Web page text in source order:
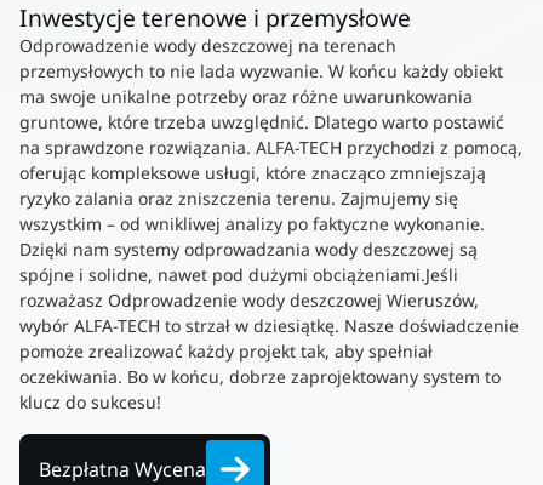
Inwestycje terenowe i przemysłowe
Odprowadzenie wody deszczowej na terenach
przemysłowych to nie lada wyzwanie. W końcu każdy obiekt
ma swoje unikalne potrzeby oraz różne uwarunkowania
gruntowe, które trzeba uwzględnić. Dlatego warto postawić
na sprawdzone rozwiązania. ALFA-TECH przychodzi z pomocą,
oferując kompleksowe usługi, które znacząco zmniejszają
ryzyko zalania oraz zniszczenia terenu. Zajmujemy się
wszystkim – od wnikliwej analizy po faktyczne wykonanie.
Dzięki nam systemy odprowadzania wody deszczowej są
spójne i solidne, nawet pod dużymi obciążeniami.Jeśli
rozważasz Odprowadzenie wody deszczowej Wieruszów,
wybór ALFA-TECH to strzał w dziesiątkę. Nasze doświadczenie
pomoże zrealizować każdy projekt tak, aby spełniał
oczekiwania. Bo w końcu, dobrze zaprojektowany system to
klucz do sukcesu!
Bezpłatna Wycena